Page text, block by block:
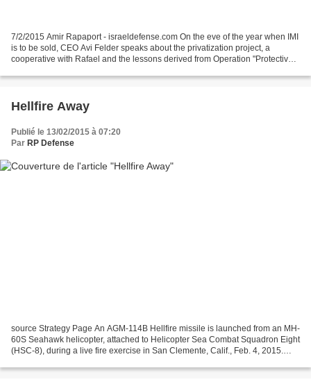
7/2/2015 Amir Rapaport - israeldefense.com On the eve of the year when IMI
is to be sold, CEO Avi Felder speaks about the privatization project, a
cooperative with Rafael and the lessons derived from Operation "Protective
Hellfire Away
Publié le 13/02/2015 à 07:20
Par RP Defense
source Strategy Page An AGM-114B Hellfire missile is launched from an MH-
60S Seahawk helicopter, attached to Helicopter Sea Combat Squadron Eight
(HSC-8), during a live fire exercise in San Clemente, Calif., Feb. 4, 2015.